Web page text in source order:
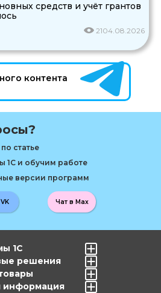
средств и учёт грантов
2104.08.2026
контента
статье
1С и обучим работе
версии программ
Чат в Max
1С
решения
информация